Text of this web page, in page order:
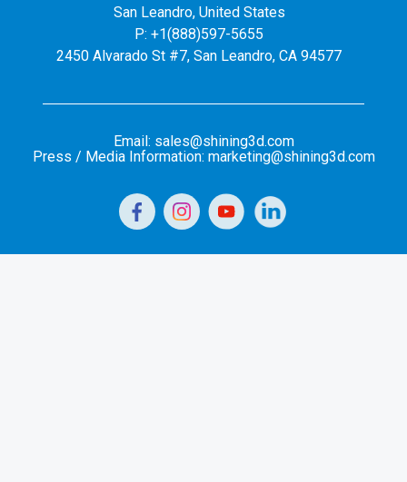
San Leandro, United States
P: +1(888)597-5655
2450 Alvarado St #7, San Leandro, CA 94577
Email: sales@shining3d.com
Press / Media Information: marketing@shining3d.com